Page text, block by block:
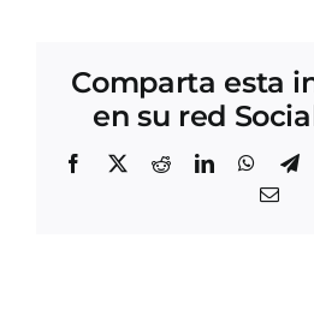
Comparta esta
en su red